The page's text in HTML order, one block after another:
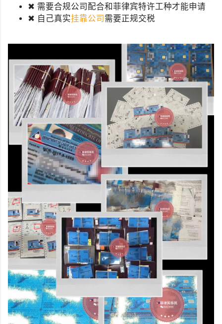
✖ 需要合规公司配合和菲律宾特许工种才能申请
✖ 自己真实挂靠公司 需要正规交税